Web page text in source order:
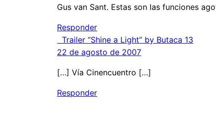
Gus van Sant. Estas son las funciones
Responder
Trailer “Shine a Light” by Butaca 13
22 de agosto de 2007
[…] Vía Cinencuentro […]
Responder